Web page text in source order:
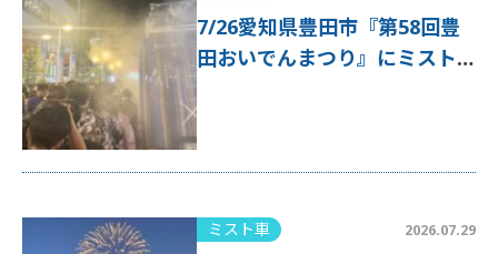
7/26愛知県豊田市『第58回豊
田おいでんまつり』にミスト
ミスト車 2026.07.29